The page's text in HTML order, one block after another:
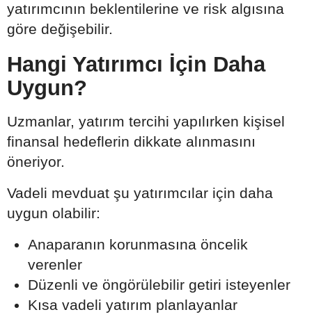
yatırımcının beklentilerine ve risk algısına
göre değişebilir.
Hangi Yatırımcı İçin Daha
Uygun?
Uzmanlar, yatırım tercihi yapılırken kişisel
finansal hedeflerin dikkate alınmasını
öneriyor.
Vadeli mevduat şu yatırımcılar için daha
uygun olabilir:
Anaparanın korunmasına öncelik
verenler
Düzenli ve öngörülebilir getiri isteyenler
Kısa vadeli yatırım planlayanlar